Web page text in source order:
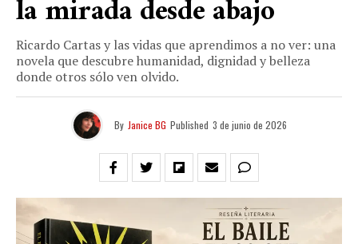
la mirada desde abajo
Ricardo Cartas y las vidas que aprendimos a no ver: una
novela que descubre humanidad, dignidad y belleza
donde otros sólo ven olvido.
By Janice BG Published 3 de junio de 2026